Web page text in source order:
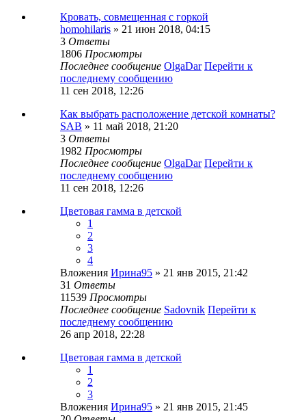
Кровать, совмещенная с горкой
homohilaris » 21 июн 2018, 04:15
3 Ответы
1806 Просмотры
Последнее сообщение OlgaDar Перейти к
последнему сообщению
11 сен 2018, 12:26
Как выбрать расположение детской комнаты?
SAB » 11 май 2018, 21:20
3 Ответы
1982 Просмотры
Последнее сообщение OlgaDar Перейти к
последнему сообщению
11 сен 2018, 12:26
Цветовая гамма в детской
1
2
3
4
Вложения Ирина95 » 21 янв 2015, 21:42
31 Ответы
11539 Просмотры
Последнее сообщение Sadovnik Перейти к
последнему сообщению
26 апр 2018, 22:28
Цветовая гамма в детской
1
2
3
Вложения Ирина95 » 21 янв 2015, 21:45